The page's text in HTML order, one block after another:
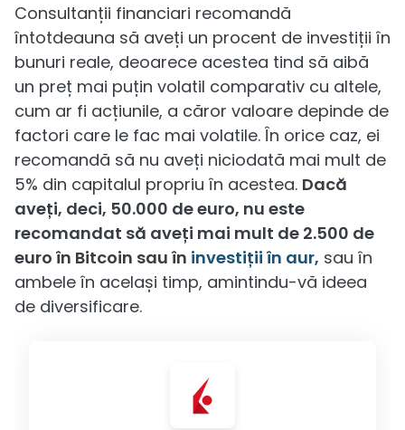
Consultanții financiari recomandă
întotdeauna să aveți un procent de investiții în
bunuri reale, deoarece acestea tind să aibă
un preț mai puțin volatil comparativ cu altele,
cum ar fi acțiunile, a căror valoare depinde de
factori care le fac mai volatile. În orice caz, ei
recomandă să nu aveți niciodată mai mult de
5% din capitalul propriu în acestea. Dacă
aveți, deci, 50.000 de euro, nu este
recomandat să aveți mai mult de 2.500 de
euro în Bitcoin sau în investiții în aur, sau în
ambele în același timp, amintindu-vă ideea
de diversificare.